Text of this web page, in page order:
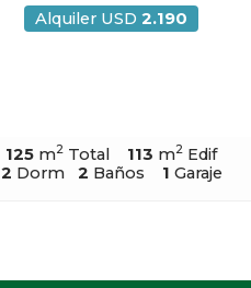
Alquiler USD 2.190
125 m2 Total 113 m2 Edif
2 Dorm 2 Baños 1 Garaje